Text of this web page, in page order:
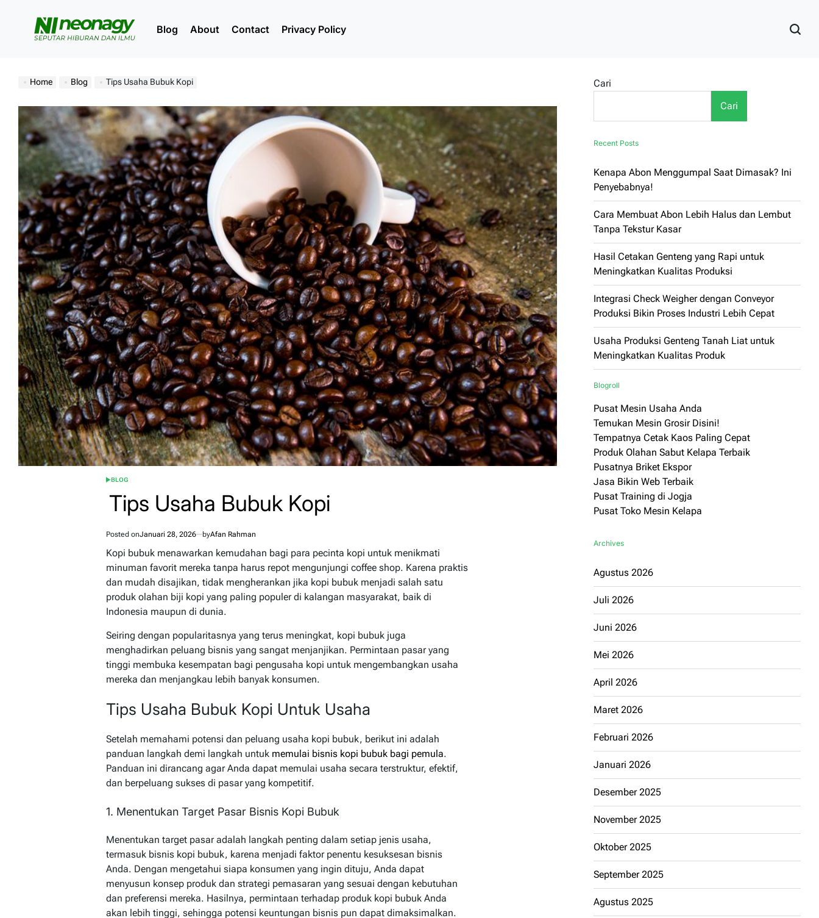
Blog About Contact Privacy Policy
Home Blog Tips Usaha Bubuk Kopi
POSTED
BLOG
Tips Usaha Bubuk Kopi
Posted onJanuari 28, 2026 byAfan Rahman
Kopi bubuk menawarkan kemudahan bagi para pecinta kopi untuk menikmati
minuman favorit mereka tanpa harus repot mengunjungi coffee shop. Karena praktis
dan mudah disajikan, tidak mengherankan jika kopi bubuk menjadi salah satu
produk olahan biji kopi yang paling populer di kalangan masyarakat, baik di
Indonesia maupun di dunia.
Seiring dengan popularitasnya yang terus meningkat, kopi bubuk juga
menghadirkan peluang bisnis yang sangat menjanjikan. Permintaan pasar yang
tinggi membuka kesempatan bagi pengusaha kopi untuk mengembangkan usaha
mereka dan menjangkau lebih banyak konsumen.
Tips Usaha Bubuk Kopi Untuk Usaha
Setelah memahami potensi dan peluang usaha kopi bubuk, berikut ini adalah
panduan langkah demi langkah untuk memulai bisnis kopi bubuk bagi pemula.
Panduan ini dirancang agar Anda dapat memulai usaha secara terstruktur, efektif,
dan berpeluang sukses di pasar yang kompetitif.
1. Menentukan Target Pasar Bisnis Kopi Bubuk
Menentukan target pasar adalah langkah penting dalam setiap jenis usaha,
termasuk bisnis kopi bubuk, karena menjadi faktor penentu kesuksesan bisnis
Anda. Dengan mengetahui siapa konsumen yang ingin dituju, Anda dapat
menyusun konsep produk dan strategi pemasaran yang sesuai dengan kebutuhan
dan preferensi mereka. Hasilnya, permintaan terhadap produk kopi bubuk Anda
akan lebih tinggi, sehingga potensi keuntungan bisnis pun dapat dimaksimalkan.
Cari
Cari
Recent Posts
Kenapa Abon Menggumpal Saat Dimasak? Ini
Penyebabnya!
Cara Membuat Abon Lebih Halus dan Lembut
Tanpa Tekstur Kasar
Hasil Cetakan Genteng yang Rapi untuk
Meningkatkan Kualitas Produksi
Integrasi Check Weigher dengan Conveyor
Produksi Bikin Proses Industri Lebih Cepat
Usaha Produksi Genteng Tanah Liat untuk
Meningkatkan Kualitas Produk
Blogroll
Pusat Mesin Usaha Anda
Temukan Mesin Grosir Disini!
Tempatnya Cetak Kaos Paling Cepat
Produk Olahan Sabut Kelapa Terbaik
Pusatnya Briket Ekspor
Jasa Bikin Web Terbaik
Pusat Training di Jogja
Pusat Toko Mesin Kelapa
Archives
Agustus 2026
Juli 2026
Juni 2026
Mei 2026
April 2026
Maret 2026
Februari 2026
Januari 2026
Desember 2025
November 2025
Oktober 2025
September 2025
Agustus 2025